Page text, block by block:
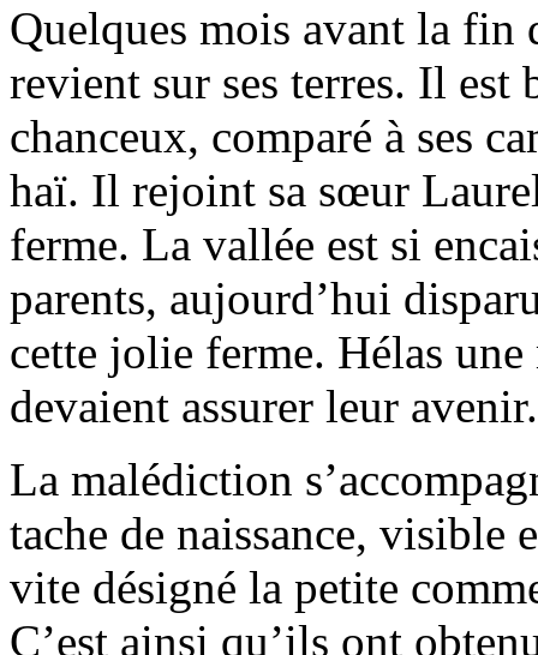
Quelques mois avant la fin
revient sur ses terres. Il est
chanceux, comparé à ses
haï. Il rejoint sa sœur
ferme. La vallée est si
parents, aujourd’hui
cette jolie ferme. Hélas
devaient assurer leur avenir.
La malédiction
tache de naissance, visible
vite désigné la petite
C’est ainsi qu’ils ont